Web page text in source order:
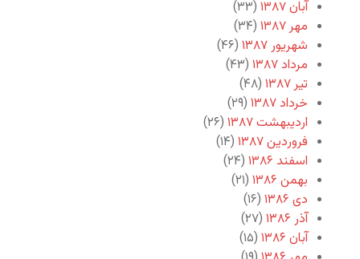
آبان ۱۳۸۷
(۳۳)
مهر ۱۳۸۷
(۳۴)
شهریور ۱۳۸۷
(۴۶)
مرداد ۱۳۸۷
(۴۳)
تیر ۱۳۸۷
(۴۸)
خرداد ۱۳۸۷
(۲۹)
اردیبهشت ۱۳۸۷
(۲۶)
فروردین ۱۳۸۷
(۱۴)
اسفند ۱۳۸۶
(۲۴)
بهمن ۱۳۸۶
(۲۱)
دی ۱۳۸۶
(۱۶)
آذر ۱۳۸۶
(۲۷)
آبان ۱۳۸۶
(۱۵)